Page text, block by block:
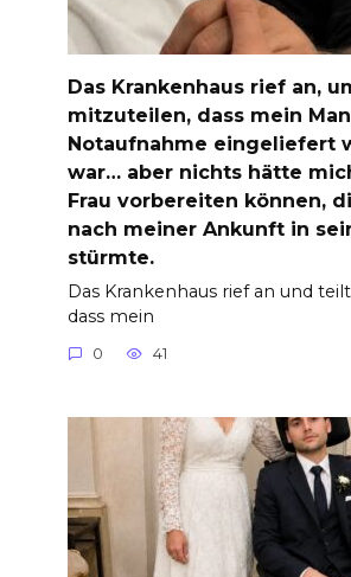
Das Krankenhaus rief an,
mitzuteilen, dass mein
Notaufnahme eingeliefert
war… aber nichts hätte
Frau vorbereiten können,
nach meiner Ankunft in
stürmte.
Das Krankenhaus rief an und
dass mein
0 41